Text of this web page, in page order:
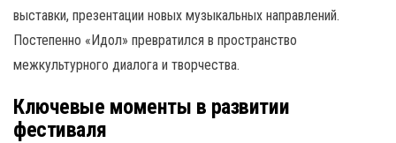
выставки, презентации новых музыкальных направлений.
Постепенно «Идол» превратился в пространство
межкультурного диалога и творчества.
Ключевые моменты в развитии
фестиваля